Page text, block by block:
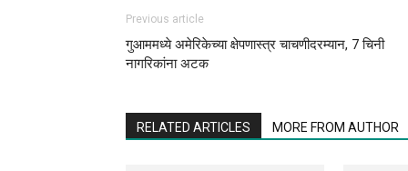
Previous article
गुआममध्ये अमेरिकेच्या क्षेपणास्त्र चाचणीदरम्यान, 7 चिनी
नागरिकांना अटक
RELATED ARTICLES MORE FROM AUTHOR